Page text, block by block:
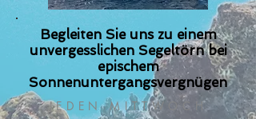
Begleiten Sie uns zu einem
unvergesslichen Segeltörn bei
epischem
Sonnenuntergangsvergnügen
JEDEN MITTWOCH